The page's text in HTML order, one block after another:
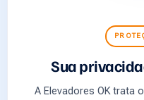
Sua
A Elevadores OK trata